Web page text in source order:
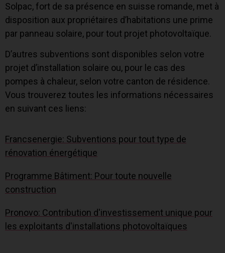
Solpac, fort de sa présence en suisse romande, met à
disposition aux propriétaires d’habitations une prime
par panneau solaire, pour tout projet photovoltaïque.
D’autres subventions sont disponibles selon votre
projet d’installation solaire ou, pour le cas des
pompes à chaleur, selon votre canton de résidence.
Vous trouverez toutes les informations nécessaires
en suivant ces liens:
Francsenergie: Subventions pour tout type de
rénovation énergétique
Programme Bâtiment: Pour toute nouvelle
construction
Pronovo: Contribution d'investissement unique pour
les exploitants d'installations photovoltaïques